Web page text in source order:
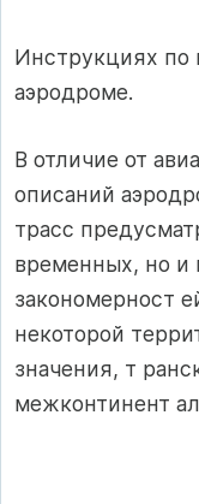
Инструкциях по
аэродроме.
В отличие от
описаний
трасс
временных, но и
закономерност
некоторой
значения, т
межконтинент